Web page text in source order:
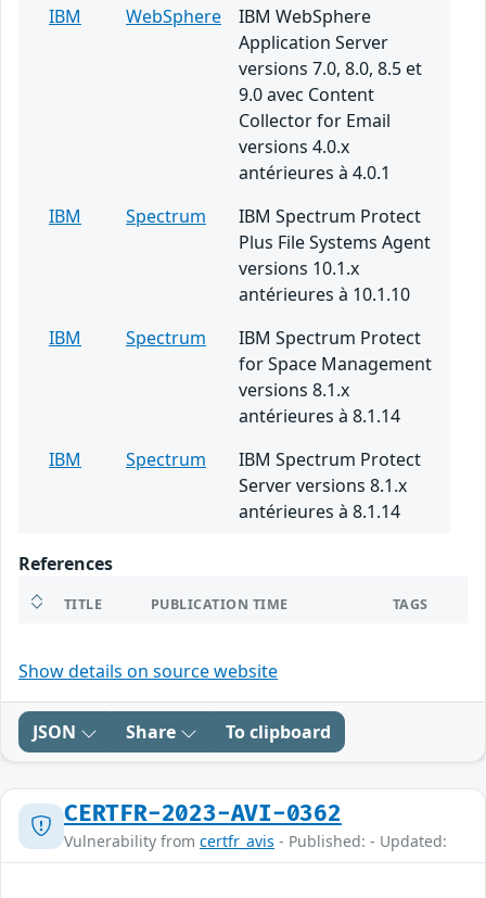
IBM
WebSphere
IBM WebSphere
Application Server
versions 7.0, 8.0, 8.5 et
9.0 avec Content
Collector for Email
versions 4.0.x
antérieures à 4.0.1
IBM
Spectrum
IBM Spectrum Protect
Plus File Systems Agent
versions 10.1.x
antérieures à 10.1.10
IBM
Spectrum
IBM Spectrum Protect
for Space Management
versions 8.1.x
antérieures à 8.1.14
IBM
Spectrum
IBM Spectrum Protect
Server versions 8.1.x
antérieures à 8.1.14
References
TITLE PUBLICATION TIME TAGS
Show details on source website
JSON Share To clipboard
CERTFR-2023-AVI-0362
Vulnerability from certfr_avis - Published: - Updated: